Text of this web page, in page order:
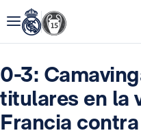
0-3:
titulares en la
Francia